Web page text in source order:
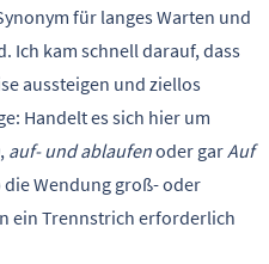
für langes Warten und
Ich kam schnell darauf, dass
aussteigen und ziellos
Handelt es sich hier um
, auf- und ablaufenoder garAuf
Wendung groß- oder
ein Trennstrich erforderlich